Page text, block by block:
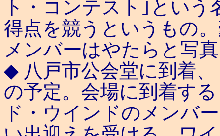
ト・コンテスト｣とい
得点を競うというもの
メンバーはやたらと写
◆ 八戸市公会堂に到着
の予定。会場に到着す
ド・ウインドのメンバ